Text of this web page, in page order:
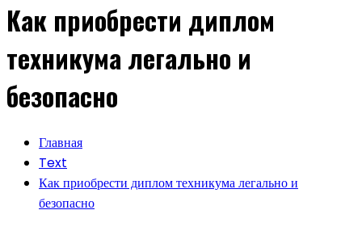
Как приобрести диплом
техникума легально и
безопасно
Главная
Text
Как приобрести диплом техникума легально и
безопасно